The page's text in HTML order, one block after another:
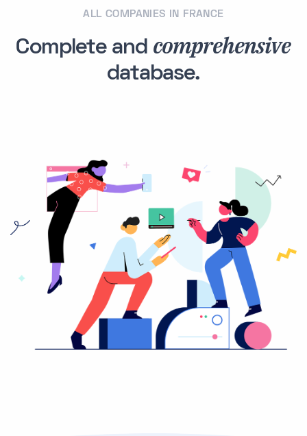
ALL COMPANIES IN FRANCE
Complete and comprehensive
database.